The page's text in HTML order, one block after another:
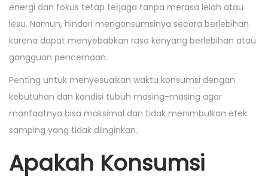
energi dan fokus tetap terjaga tanpa merasa lelah atau
lesu. Namun, hindari mengonsumsinya secara berlebihan
karena dapat menyebabkan rasa kenyang berlebihan atau
gangguan pencernaan.
Penting untuk menyesuaikan waktu konsumsi dengan
kebutuhan dan kondisi tubuh masing-masing agar
manfaatnya bisa maksimal dan tidak menimbulkan efek
samping yang tidak diinginkan.
Apakah Konsumsi